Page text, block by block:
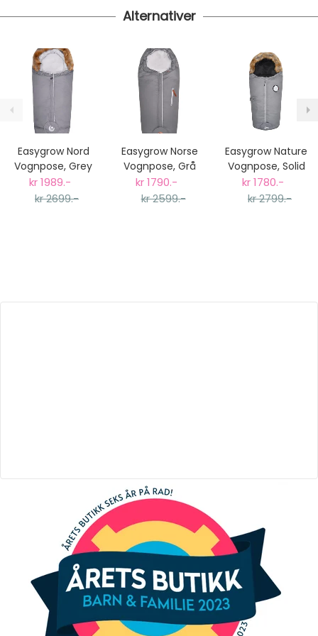
Alternativer
Easygrow Nord
Vognpose, Grey
Dunpose
kr 1989.-
kr 2699.-
Easygrow Norse
Vognpose, Grå
Dunpose
kr 1790.-
kr 2599.-
Easygrow Nature
Vognpose, Solid
Grey Dunpose
kr 1780.-
kr 2799.-